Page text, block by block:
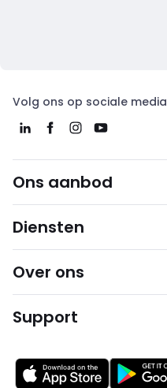
Volg ons op sociale media
Ons aanbod
Diensten
Over ons
Support